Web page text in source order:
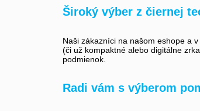
Široký výber z čiernej
Naši zákazníci na našom eshope a
(či už kompaktné alebo digitálne
podmienok.
Radi vám s výberom